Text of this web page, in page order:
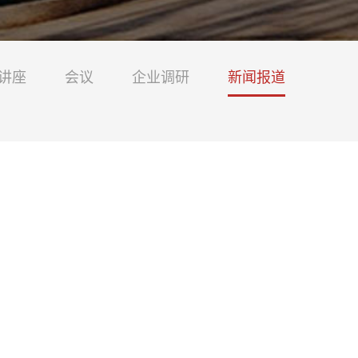
座 会议 企业调研 新闻报道